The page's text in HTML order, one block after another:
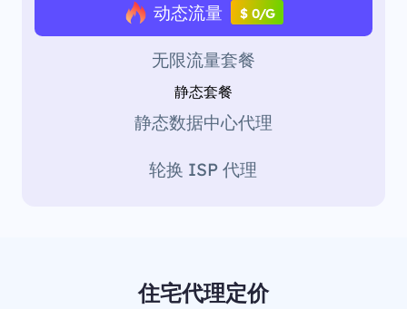
动态流量 $ 0/G
无限流量套餐
静态套餐
静态数据中心代理
轮换 ISP 代理
住宅代理定价